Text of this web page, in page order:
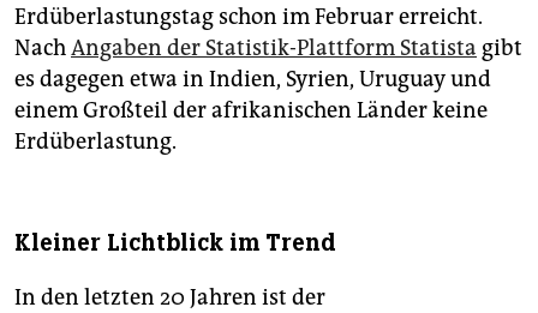
Erdüberlastungstag schon im Februar erreicht.
NachAngaben der Statistik-Plattform Statista gibt
es dagegen etwa in Indien, Syrien, Uruguay und
einem Großteil der afrikanischen Länder keine
Erdüberlastung.
Kleiner Lichtblick im Trend
In den letzten 20 Jahren ist der